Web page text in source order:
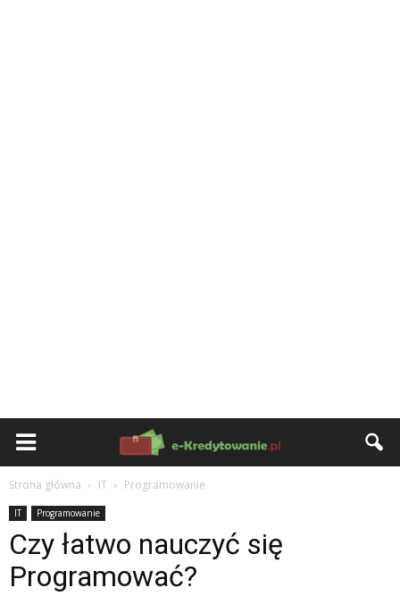
Strona główna IT Programowanie
IT Programowanie
Czy łatwo nauczyć się
Programować?